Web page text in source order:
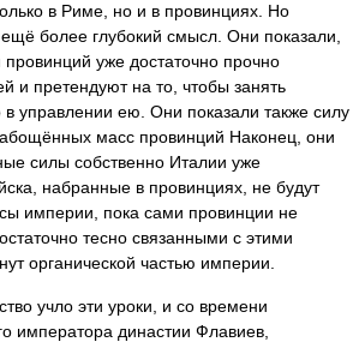
в Риме, но и в провинциях. Но
более глубокий смысл. Они показали,
провинций уже достаточно прочно
и претендуют на то, чтобы занять
управлении ею. Они показали также силу
масс провинций Наконец, они
силы собственно Италии уже
набранные в провинциях, не будут
империи, пока сами провинции не
тесно связанными с этими
органической частью империи.
учло эти уроки, и со времени
императора династии Флавиев,